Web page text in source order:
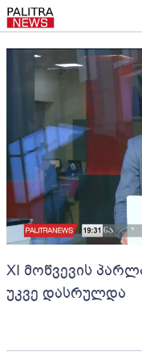
XI მოწვევის
უკვე დასრულდა